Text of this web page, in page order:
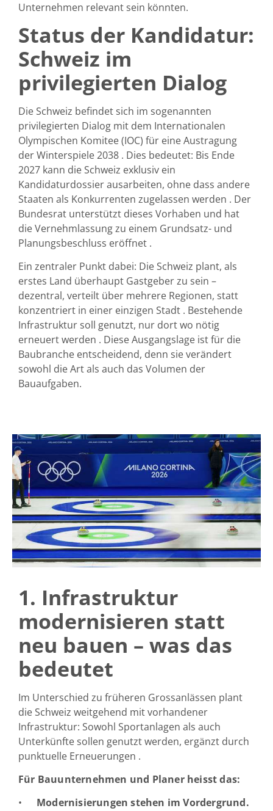
Unternehmen relevant sein könnten.
Status der Kandidatur:
Schweiz im
privilegierten Dialog
Die Schweiz befindet sich im sogenannten
privilegierten Dialog mit dem Internationalen
Olympischen Komitee (IOC) für eine Austragung
der Winterspiele 2038 . Dies bedeutet: Bis Ende
2027 kann die Schweiz exklusiv ein
Kandidaturdossier ausarbeiten, ohne dass andere
Staaten als Konkurrenten zugelassen werden . Der
Bundesrat unterstützt dieses Vorhaben und hat
die Vernehmlassung zu einem Grundsatz- und
Planungsbeschluss eröffnet .
Ein zentraler Punkt dabei: Die Schweiz plant, als
erstes Land überhaupt Gastgeber zu sein –
dezentral, verteilt über mehrere Regionen, statt
konzentriert in einer einzigen Stadt . Bestehende
Infrastruktur soll genutzt, nur dort wo nötig
erneuert werden . Diese Ausgangslage ist für die
Baubranche entscheidend, denn sie verändert
sowohl die Art als auch das Volumen der
Bauaufgaben.
1. Infrastruktur
modernisieren statt
neu bauen – was das
bedeutet
Im Unterschied zu früheren Grossanlässen plant
die Schweiz weitgehend mit vorhandener
Infrastruktur: Sowohl Sportanlagen als auch
Unterkünfte sollen genutzt werden, ergänzt durch
punktuelle Erneuerungen .
Für Bauunternehmen und Planer heisst das:
Modernisierungen stehen im Vordergrund.